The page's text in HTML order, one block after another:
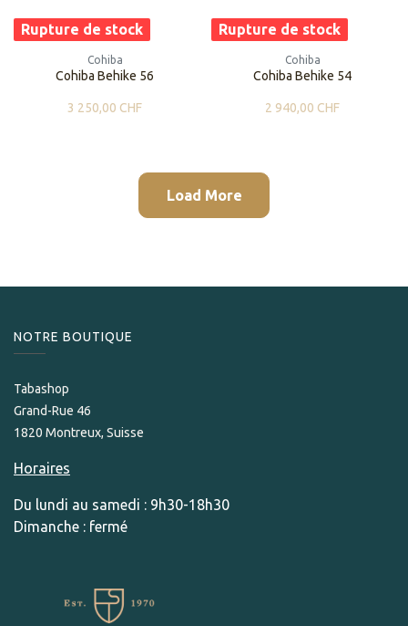
Rupture de stock
Cohiba
Cohiba Behike 56
3 250,00 CHF
Rupture de stock
Cohiba
Cohiba Behike 54
2 940,00 CHF
Load More
NOTRE BOUTIQUE
Tabashop
Grand-Rue 46
1820 Montreux, Suisse
Horaires
Du lundi au samedi : 9h30-18h30
Dimanche : fermé